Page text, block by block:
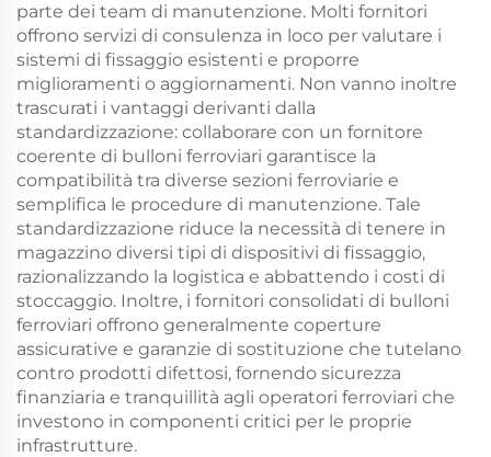
parte dei team di manutenzione. Molti fornitori
offrono servizi di consulenza in loco per valutare i
sistemi di fissaggio esistenti e proporre
miglioramenti o aggiornamenti. Non vanno inoltre
trascurati i vantaggi derivanti dalla
standardizzazione: collaborare con un fornitore
coerente di bulloni ferroviari garantisce la
compatibilità tra diverse sezioni ferroviarie e
semplifica le procedure di manutenzione. Tale
standardizzazione riduce la necessità di tenere in
magazzino diversi tipi di dispositivi di fissaggio,
razionalizzando la logistica e abbattendo i costi di
stoccaggio. Inoltre, i fornitori consolidati di bulloni
ferroviari offrono generalmente coperture
assicurative e garanzie di sostituzione che tutelano
contro prodotti difettosi, fornendo sicurezza
finanziaria e tranquillità agli operatori ferroviari che
investono in componenti critici per le proprie
infrastrutture.